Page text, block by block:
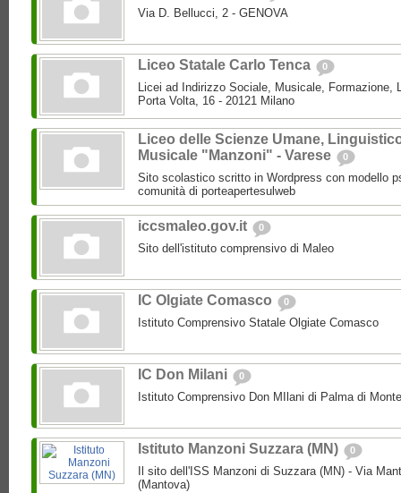
Via D. Bellucci, 2 - GENOVA
Liceo Statale Carlo Tenca 0
Licei ad Indirizzo Sociale, Musicale, Formazione,
Porta Volta, 16 - 20121 Milano
Liceo delle Scienze Umane,
Musicale "Manzoni" - Varese
0
Sito scolastico scritto in Wordpress con modello
comunità di porteapertesulweb
iccsmaleo.gov.it 0
Sito dell'istituto comprensivo di Maleo
IC Olgiate Comasco 0
Istituto Comprensivo Statale Olgiate Comasco
IC Don Milani 0
Istituto Comprensivo Don MIlani di Palma di
Istituto Manzoni Suzzara (MN) 0
Il sito dell'ISS Manzoni di Suzzara (MN) - Via
(Mantova)